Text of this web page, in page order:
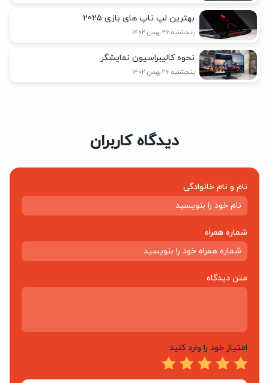
بهترین لپ تاپ های بازی 2025
پنجشنبه ۲۶ بهمن ۱۴۰۲
نحوه کالیبراسیون نمایشگر
پنجشنبه ۲۶ بهمن ۱۴۰۲
دیدگاه کاربران
نام و نام خانوادگی
شماره همراه
متن دیدگاه
امتیاز خود را وارد کنید